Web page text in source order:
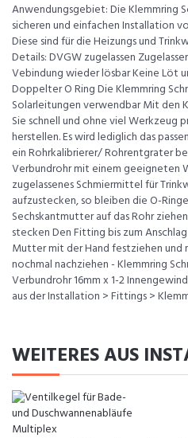
Anwendungsgebiet: Die Klemmring
sicheren und einfachen Installation
Diese sind für die Heizungs und
Details: DVGW zugelassen
Vebindung wieder lösbar Keine Löt
Doppelter O Ring Die Klemmring
Solarleitungen verwendbar Mit den
Sie schnell und ohne viel Werkzeug
herstellen. Es wird lediglich das
ein Rohrkalibrierer/ Rohrentgrater
Verbundrohr mit einem geeigneten
zugelassenes Schmiermittel für
aufzustecken, so bleiben die O-
Sechskantmutter auf das Rohr
stecken Den Fitting bis zum
Mutter mit der Hand festziehen und
nochmal nachziehen - Klemmring
Verbundrohr 16mm x 1-2
aus der Installation > Fittings >
WEITERES AUS